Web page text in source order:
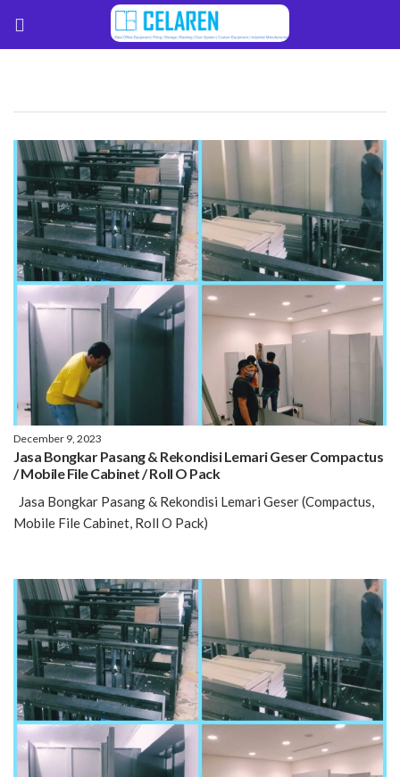
December 9, 2023
Jasa Bongkar Pasang & Rekondisi Lemari Geser Compactus
/ Mobile File Cabinet / Roll O Pack
Jasa Bongkar Pasang & Rekondisi Lemari Geser (Compactus,
Mobile File Cabinet, Roll O Pack)